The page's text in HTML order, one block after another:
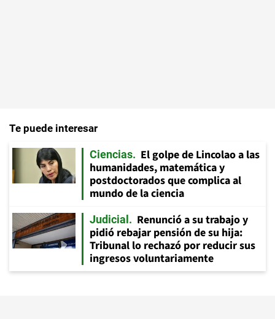
Te puede interesar
Ciencias
El golpe de Lincolao a las
humanidades, matemática y
postdoctorados que complica al
mundo de la ciencia
Judicial
Renunció a su trabajo y
pidió rebajar pensión de su hija:
Tribunal lo rechazó por reducir sus
ingresos voluntariamente